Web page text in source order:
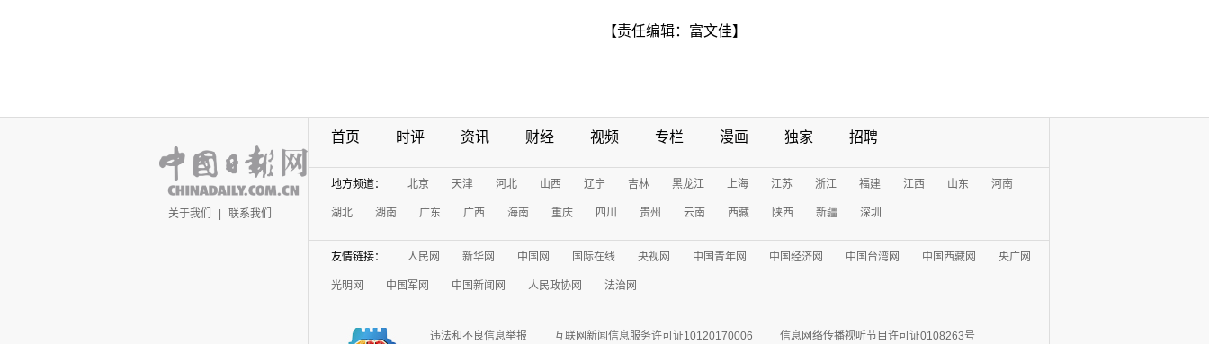
【责任编辑：富文佳】
关于我们 联系我们
首页 时评 资讯 财经 视频 专栏 漫画 独家 招聘
地方频道： 北京 天津 河北 山西 辽宁 吉林 黑龙江 上海 江苏 浙江 福建 江西 山东 河南
湖北 湖南 广东 广西 海南 重庆 四川 贵州 云南 西藏 陕西 新疆 深圳
友情链接： 人民网 新华网 中国网 国际在线 央视网 中国青年网 中国经济网 中国台湾网 中国西藏网 央广网
光明网 中国军网 中国新闻网 人民政协网 法治网
违法和不良信息举报 互联网新闻信息服务许可证10120170006 信息网络传播视听节目许可证0108263号